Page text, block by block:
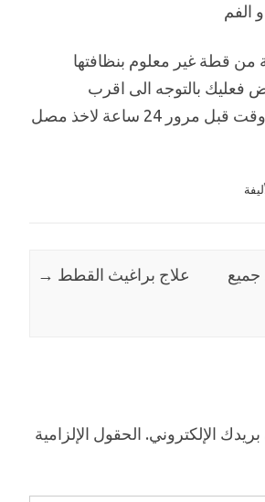
الفم
من قطة غير معلوم بنظافتها
فعليك بالتوجه الى اقرب
مستشفى باسرع وقت قبل مرور 24 ساعة لاخذ مصل
جميع
علاج براغيث القطط →
الإلكتروني. الحقول الإلزامية